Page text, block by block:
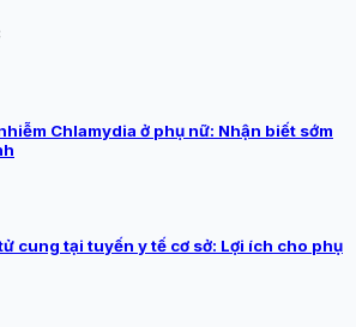
Chlamydia ở phụ nữ: Nhận biết sớm
cung tại tuyến y tế cơ sở: Lợi ích cho phụ